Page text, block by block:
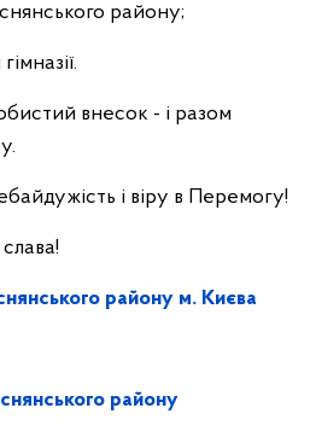
району;
внесок - і разом
і віру в Перемогу!
району м. Києва
району